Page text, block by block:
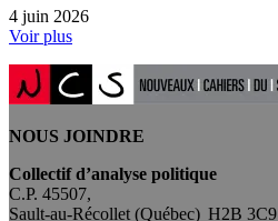
4 juin 2026
Voir plus
NOUS JOINDRE
Collectif d’analyse politique
C.P. 45507,
Sault-au-Récollet (Québec) H2B 3C9